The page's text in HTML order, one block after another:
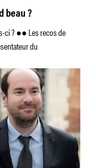
beau ?
ci ? ●● Les recos de
du